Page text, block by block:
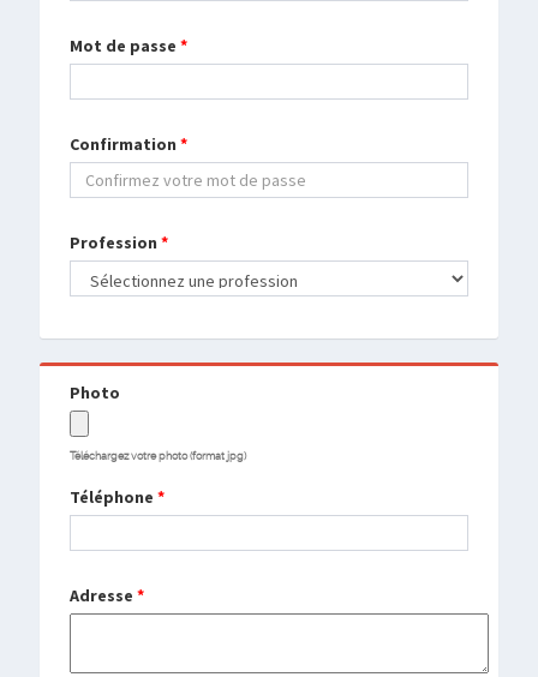
Mot de passe *
Confirmation *
Profession *
Photo
Téléchargez votre photo (format jpg)
Téléphone *
Adresse *